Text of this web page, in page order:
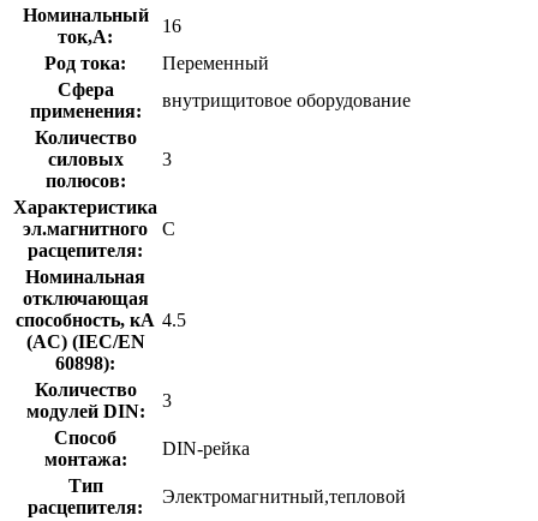
Номинальный
ток,А:
16
Род тока:
Переменный
Сфера
применения:
внутрищитовое оборудование
Количество
силовых
полюсов:
3
Характеристика
эл.магнитного
расцепителя:
C
Номинальная
отключающая
способность, кA
(AC) (IEC/EN
60898):
4.5
Количество
модулей DIN:
3
Способ
монтажа:
DIN-рейка
Тип
расцепителя:
Электромагнитный,тепловой